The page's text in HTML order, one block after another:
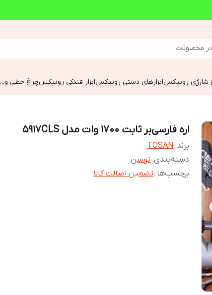
محصولات
شارژی رونیکسابزارهای دستی رونیکسابزار فندکی رونیکسچراغ خطی و...
اره فارسی‌بر ثابت 1700 وات مدل 5917CLS
برند: TOSAN
دسته‌بندی:توسن
برچسب‌ها :تضمین اصالت کالا